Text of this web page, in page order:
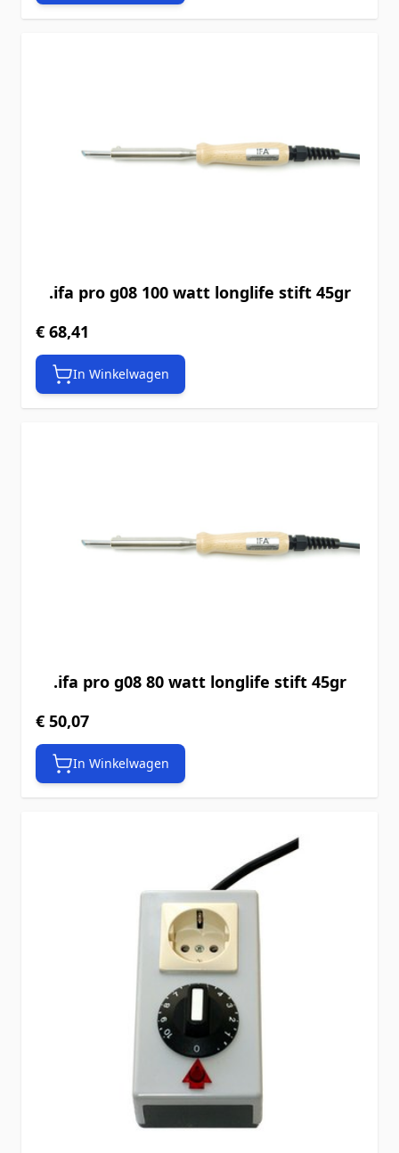
.ifa pro g08 100 watt longlife stift 45gr
€ 68,41
In Winkelwagen
.ifa pro g08 80 watt longlife stift 45gr
€ 50,07
In Winkelwagen